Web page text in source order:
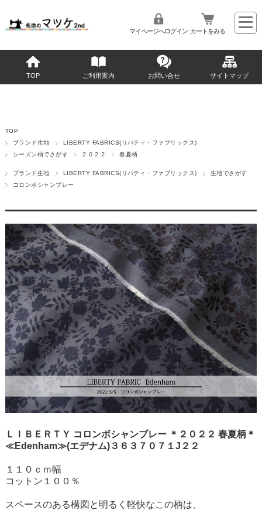
マイページへログイン カートをみる
TOP ご利用案内 お問い合せ サイトマップ
TOP
ブランド生地
LIBERTY FABRICS(リバティ・ファブリックス)
シーズン柄でさがす
２０２２ 春夏柄
ブランド生地 LIBERTY FABRICS(リバティ・ファブリックス)
生地でさがす
コロンボシャンブレー
ＬＩＢＥＲＴＹ コロンボシャンブレー ＊２０２２ 春夏柄＊
≪Edenham≫(エデナム)３６３７０７１J２２
１１０ｃｍ幅
コットン１００％
スペースのある構図と明るく軽快なこの柄は、